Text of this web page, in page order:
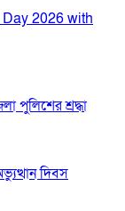
2026 with
পুলিশের শ্রদ্ধা
দিবস